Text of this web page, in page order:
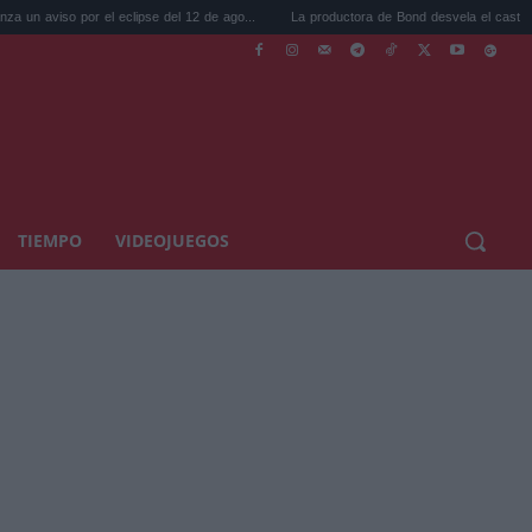
el eclipse del 12 de ago... La productora de Bond desvela el casting del nuevo...
TIEMPO VIDEOJUEGOS